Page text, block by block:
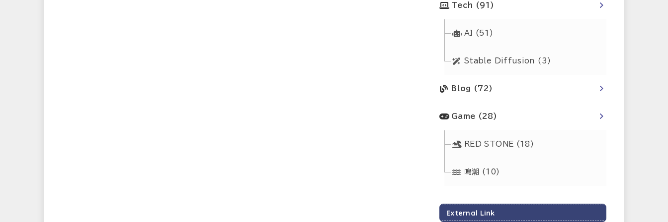
Tech (91)
AI (51)
Stable Diffusion (3)
Blog (72)
Game (28)
RED STONE (18)
鳴潮 (10)
External Link